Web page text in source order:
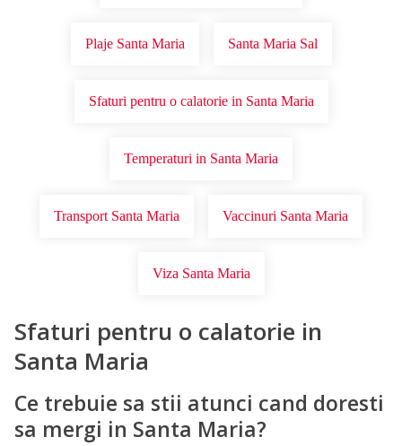
Plaje Santa Maria Santa Maria Sal
Sfaturi pentru o calatorie in Santa Maria
Temperaturi in Santa Maria
Transport Santa Maria Vaccinuri Santa Maria
Viza Santa Maria
Sfaturi pentru o calatorie in
Santa Maria
Ce trebuie sa stii atunci cand doresti
sa mergi in Santa Maria?